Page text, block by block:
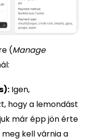
(Manage
Igen,
hogy a lemondást
már épp jön érte
meg kell várnia a